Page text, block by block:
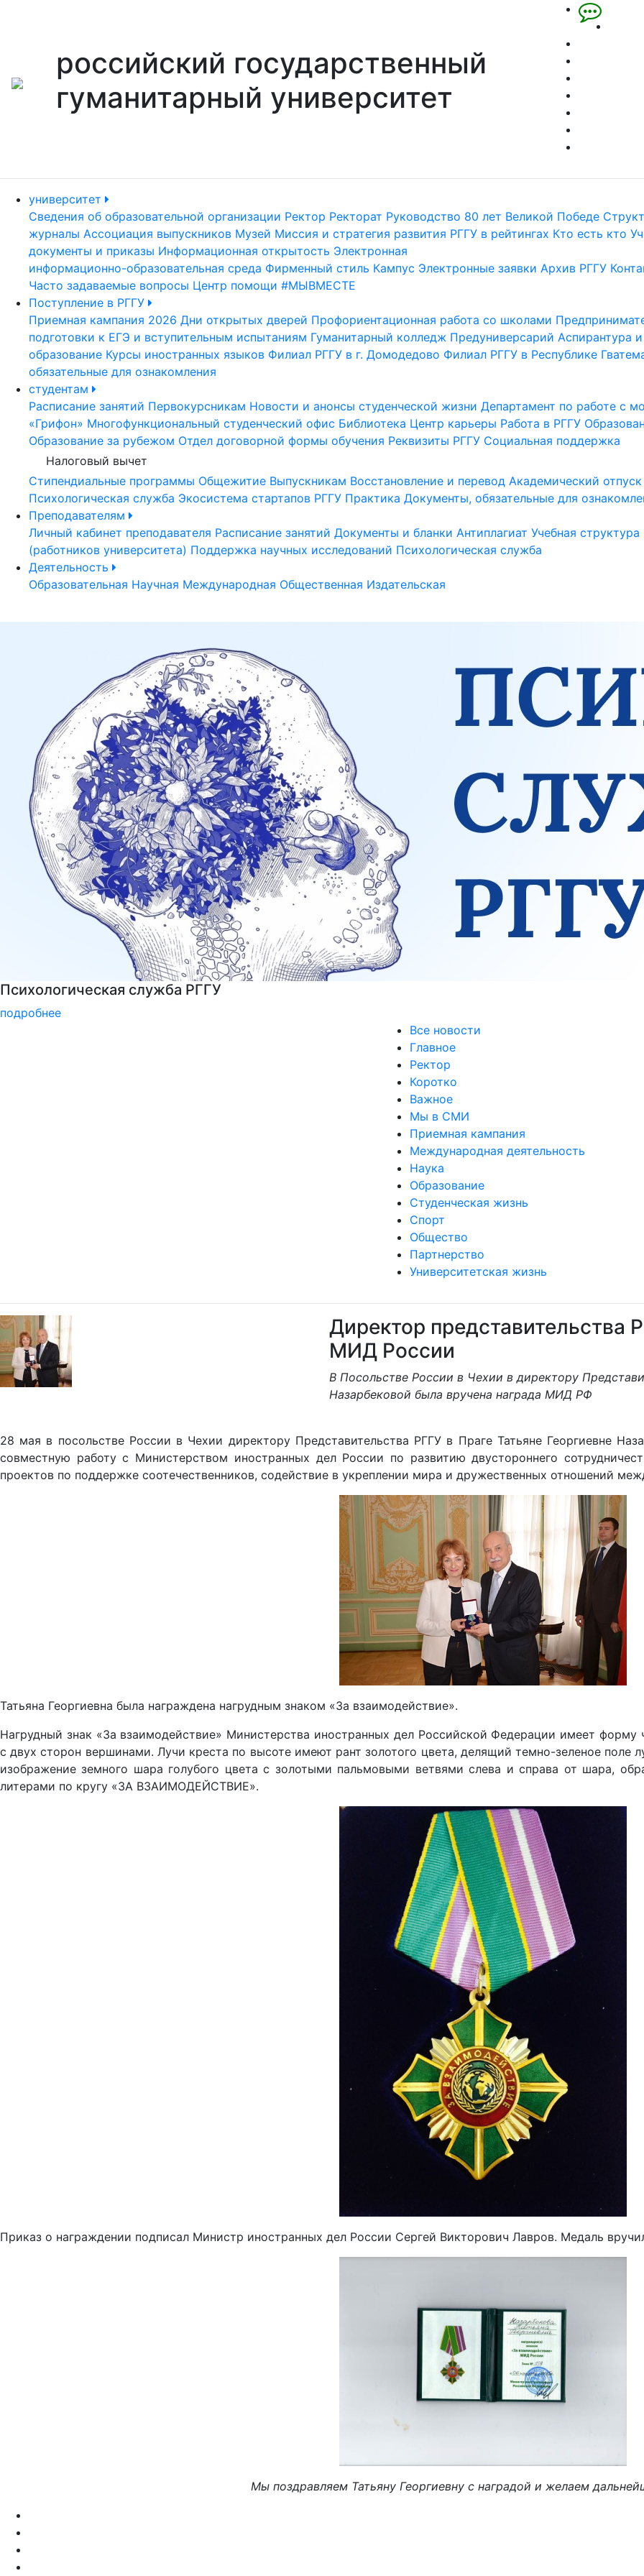
российский государственный
гуманитарный университет
университет
Сведения об образовательной организации Ректор Ректорат Руководство 80 лет Великой Победе
журналы Ассоциация выпускников Музей Миссия и стратегия развития РГГУ в рейтингах Кто есть кто
документы и приказы Информационная открытость Электронная
информационно-образовательная среда Фирменный стиль Кампус Электронные заявки Архив РГГУ
Часто задаваемые вопросы Центр помощи #МЫВМЕСТЕ
Поступление в РГГУ
Приемная кампания 2026 Дни открытых дверей Профориентационная работа со школами
подготовки к ЕГЭ и вступительным испытаниям Гуманитарный колледж Предуниверсарий Аспирантура
образование Курсы иностранных языков Филиал РГГУ в г. Домодедово Филиал РГГУ в Республике
обязательные для ознакомления
студентам
Расписание занятий Первокурсникам Новости и анонсы студенческой жизни Департамент по работе с
«Грифон» Многофункциональный студенческий офис Библиотека Центр карьеры Работа в РГГУ
Образование за рубежом Отдел договорной формы обучения Реквизиты РГГУ Социальная поддержка
Налоговый вычет
Стипендиальные программы Общежитие Выпускникам Восстановление и перевод Академический отпуск
Психологическая служба Экосистема стартапов РГГУ Практика Документы, обязательные для
Преподавателям
Личный кабинет преподавателя Расписание занятий Документы и бланки Антиплагиат Учебная структура
(работников университета) Поддержка научных исследований Психологическая служба
Деятельность
Образовательная Научная Международная Общественная Издательская
Центр карьеры
подробнее
Previous
Все новости
Главное
Ректор
Коротко
Важное
Мы в СМИ
Приемная кампания
Международная деятельность
Наука
Образование
Студенческая жизнь
Спорт
Общество
Партнерство
Университетская жизнь
Директор представительства
МИД России
В Посольстве России в Чехии в директору
Назарбековой была вручена награда МИД РФ
28 мая в посольстве России в Чехии директору Представительства РГГУ в Праге Татьяне Георгиевне
совместную работу с Министерством иностранных дел России по развитию двустороннего
проектов по поддержке соотечественников, содействие в укреплении мира и дружественных отношений
Татьяна Георгиевна была награждена нагрудным знаком «За взаимодействие».
Нагрудный знак «За взаимодействие» Министерства иностранных дел Российской Федерации имеет форму
с двух сторон вершинами. Лучи креста по высоте имеют рант золотого цвета, делящий темно-зеленое поле
изображение земного шара голубого цвета с золотыми пальмовыми ветвями слева и справа от шара,
литерами по кругу «ЗА ВЗАИМОДЕЙСТВИЕ».
Приказ о награждении подписал Министр иностранных дел России Сергей Викторович Лавров. Медаль
Мы поздравляем Татьяну Георгиевну с наградой и желаем